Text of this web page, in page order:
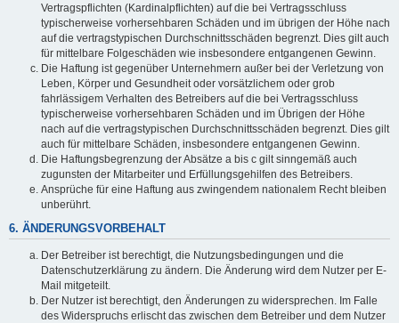
Vertragspflichten (Kardinalpflichten) auf die bei Vertragsschluss
typischerweise vorhersehbaren Schäden und im übrigen der Höhe nach
auf die vertragstypischen Durchschnittsschäden begrenzt. Dies gilt auch
für mittelbare Folgeschäden wie insbesondere entgangenen Gewinn.
Die Haftung ist gegenüber Unternehmern außer bei der Verletzung von
Leben, Körper und Gesundheit oder vorsätzlichem oder grob
fahrlässigem Verhalten des Betreibers auf die bei Vertragsschluss
typischerweise vorhersehbaren Schäden und im Übrigen der Höhe
nach auf die vertragstypischen Durchschnittsschäden begrenzt. Dies gilt
auch für mittelbare Schäden, insbesondere entgangenen Gewinn.
Die Haftungsbegrenzung der Absätze a bis c gilt sinngemäß auch
zugunsten der Mitarbeiter und Erfüllungsgehilfen des Betreibers.
Ansprüche für eine Haftung aus zwingendem nationalem Recht bleiben
unberührt.
6. ÄNDERUNGSVORBEHALT
Der Betreiber ist berechtigt, die Nutzungsbedingungen und die
Datenschutzerklärung zu ändern. Die Änderung wird dem Nutzer per E-
Mail mitgeteilt.
Der Nutzer ist berechtigt, den Änderungen zu widersprechen. Im Falle
des Widerspruchs erlischt das zwischen dem Betreiber und dem Nutzer